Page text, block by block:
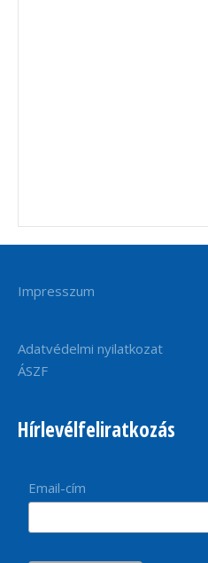
Impresszum
Adatvédelmi nyilatkozat
ÁSZF
Hírlevélfeliratkozás
Email-cím